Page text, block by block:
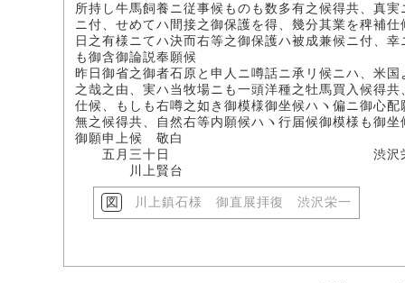
所持し牛馬飼養ニ従事候ものも数多有之候得共、真
ニ付、せめてハ間接之御保護を得、幾分其業を稗補
日之有様ニてハ決而右等之御保護ハ被成兼候ニ付、
も御含御論説奉願候
昨日御省之御者石原と申人ニ噂話ニ承リ候ニハ、米
之哉之由、実ハ当牧場ニも一頭洋種之牡馬買入候得
仕候、もしも右噂之如き御模様御坐候ハヽ偏ニ御心
無之候得共、自然右等内願候ハヽ行届候御模様も御
御願申上候 敬白
五月三十日 渋沢栄
川上賢台
川上鎮石様 御直展拝復 渋沢栄一